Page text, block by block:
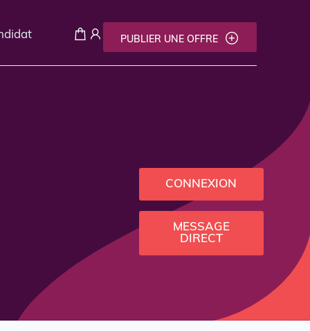
PUBLIER UNE OFFRE
CONNEXION
MESSAGE
DIRECT